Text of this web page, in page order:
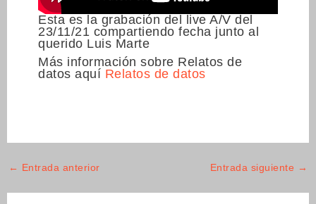
Esta es la grabación del live A/V del
23/11/21 compartiendo fecha junto al
querido Luis Marte
Más información sobre Relatos de
datos aquí Relatos de datos
← Entrada anterior Entrada siguiente →